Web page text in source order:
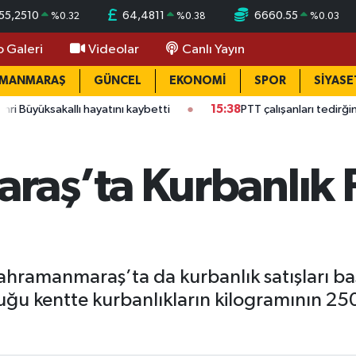
%0.32 64,4811 %0.38 6660.55 %0.03
Galeri Videolar Canlı Yayın
GÜNCEL EKONOMİ SPOR
hayatını kaybetti 15:38 PTT çalışanları tedirğin! Ateş:
Kurbanlık
da kurbanlık satışları
kentte kurbanlıkların kilogramının